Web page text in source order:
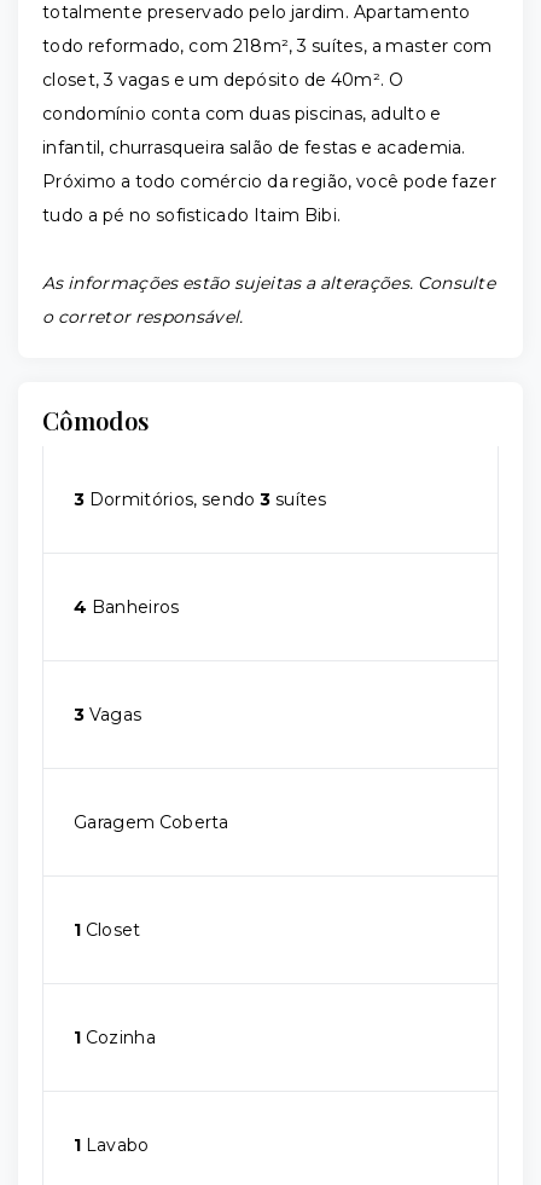
totalmente preservado pelo jardim. Apartamento
todo reformado, com 218m², 3 suítes, a master com
closet, 3 vagas e um depósito de 40m². O
condomínio conta com duas piscinas, adulto e
infantil, churrasqueira salão de festas e academia.
Próximo a todo comércio da região, você pode fazer
tudo a pé no sofisticado Itaim Bibi.
As informações estão sujeitas a alterações. Consulte
o corretor responsável.
Cômodos
3 Dormitórios, sendo3 suítes
4 Banheiros
3 Vagas
Garagem Coberta
1 Closet
1 Cozinha
1 Lavabo